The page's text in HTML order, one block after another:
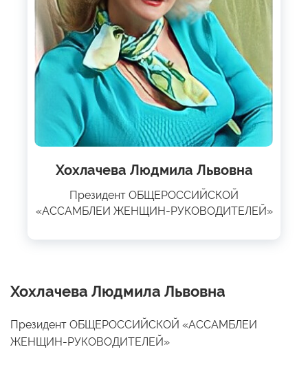
Хохлачева Людмила Львовна
Президент ОБЩЕРОССИЙСКОЙ
«АССАМБЛЕИ ЖЕНЩИН-РУКОВОДИТЕЛЕЙ»
Хохлачева Людмила Львовна
Президент ОБЩЕРОССИЙСКОЙ «АССАМБЛЕИ
ЖЕНЩИН-РУКОВОДИТЕЛЕЙ»